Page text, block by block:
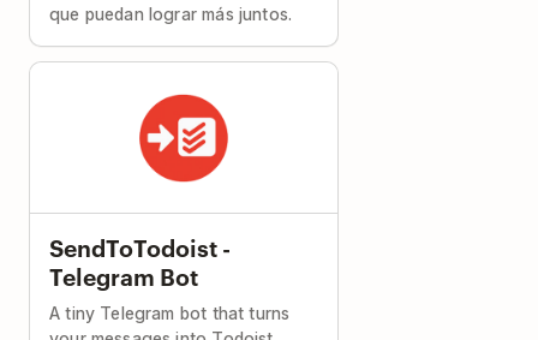
que puedan lograr más juntos.
SendToTodoist -
Telegram Bot
A tiny Telegram bot that turns